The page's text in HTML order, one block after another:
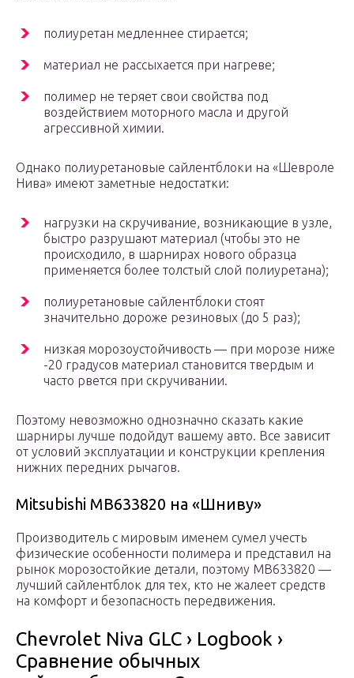
полиуретан медленнее стирается;
материал не рассыхается при нагреве;
полимер не теряет свои свойства под
воздействием моторного масла и другой
агрессивной химии.
Однако полиуретановые сайлентблоки на «Шевроле
Нива» имеют заметные недостатки:
нагрузки на скручивание, возникающие в узле,
быстро разрушают материал (чтобы это не
происходило, в шарнирах нового образца
применяется более толстый слой полиуретана);
полиуретановые сайлентблоки стоят
значительно дороже резиновых (до 5 раз);
низкая морозоустойчивость — при морозе ниже
-20 градусов материал становится твердым и
часто рвется при скручивании.
Поэтому невозможно однозначно сказать какие
шарниры лучше подойдут вашему авто. Все зависит
от условий эксплуатации и конструкции крепления
нижних передних рычагов.
Mitsubishi MB633820 на «Шниву»
Производитель с мировым именем сумел учесть
физические особенности полимера и представил на
рынок морозостойкие детали, поэтому MB633820 —
лучший сайлентблок для тех, кто не жалеет средств
на комфорт и безопасность передвижения.
Chevrolet Niva GLC › Logbook ›
Сравнение обычных